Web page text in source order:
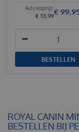
€ 113,99€ 99,
BESTELLEN
ROYAL CANIN
BESTELLEN BIJ